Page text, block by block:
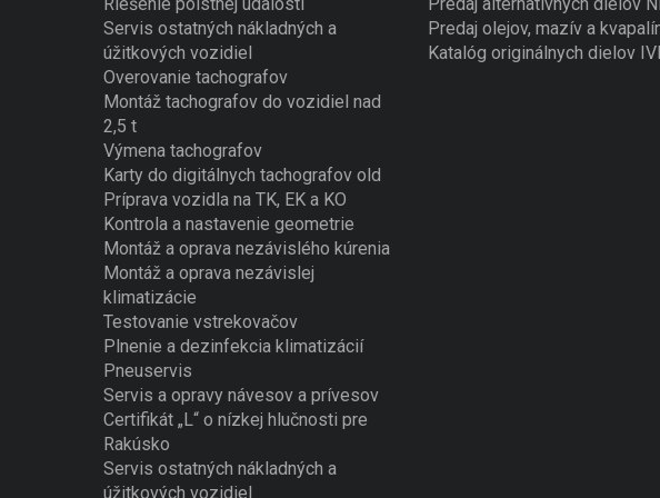
Servis ostatných nákladných a
úžitkových vozidiel
Overovanie tachografov
Montáž tachografov do vozidiel nad
2,5 t
Výmena tachografov
Karty do digitálnych tachografov old
Príprava vozidla na TK, EK a KO
Kontrola a nastavenie geometrie
Montáž a oprava nezávislého kúrenia
Montáž a oprava nezávislej
klimatizácie
Testovanie vstrekovačov
Plnenie a dezinfekcia klimatizácií
Pneuservis
Servis a opravy návesov a prívesov
Certifikát „L“ o nízkej hlučnosti pre
Rakúsko
Servis ostatných nákladných a
úžitkových vozidiel
Predaj olejov, mazív a
Katalóg originálnych dielov